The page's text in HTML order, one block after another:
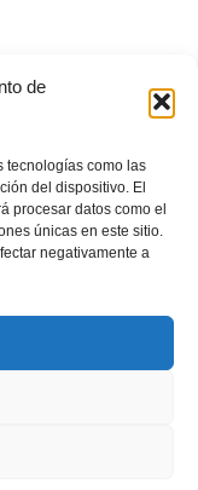
de
tecnologías como las
del dispositivo. El
procesar datos como el
únicas en este sitio.
negativamente a
y condiciones